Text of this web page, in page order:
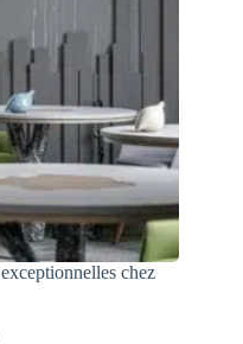
chez